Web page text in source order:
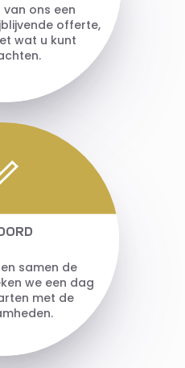
ons een
offerte,
wat u kunt
samen de
we een dag
met de